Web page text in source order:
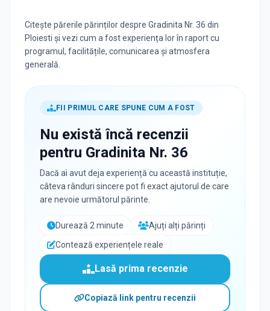
Citește părerile părinților despre Gradinita Nr. 36 din
Ploiesti și vezi cum a fost experiența lor în raport cu
programul, facilitățile, comunicarea și atmosfera
generală.
FII PRIMUL CARE SPUNE CUM A FOST
Nu există încă recenzii
pentru Gradinita Nr. 36
Dacă ai avut deja experiență cu această instituție,
câteva rânduri sincere pot fi exact ajutorul de care
are nevoie următorul părinte.
Durează 2 minute
Ajuți alți părinți
Contează experiențele reale
Lasă prima recenzie
Copiază link pentru recenzii